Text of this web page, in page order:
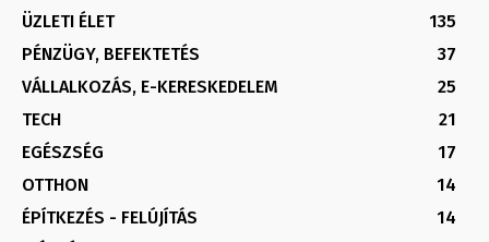
ÜZLETI ÉLET
135
PÉNZÜGY, BEFEKTETÉS
37
VÁLLALKOZÁS, E-KERESKEDELEM
25
TECH
21
EGÉSZSÉG
17
OTTHON
14
ÉPÍTKEZÉS - FELÚJÍTÁS
14